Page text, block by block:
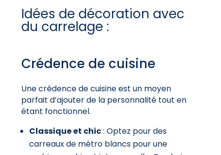
Idées de décoration avec
du carrelage :
Crédence de cuisine
Une crédence de cuisine est un moyen
parfait d’ajouter de la personnalité tout en
étant fonctionnel.
Classique et chic: Optez pour des
carreaux de métro blancs pour une